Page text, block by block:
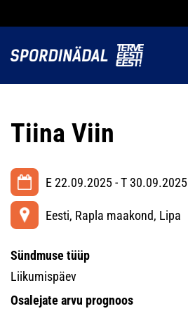
Tiina Viin
E 22.09.2025 - T 30.09.2025
Eesti, Rapla maakond, Lipa
Sündmuse tüüp
Liikumispäev
Osalejate arvu prognoos